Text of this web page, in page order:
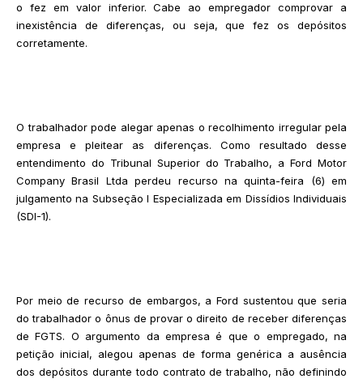
o fez em valor inferior. Cabe ao empregador comprovar a
inexistência de diferenças, ou seja, que fez os depósitos
corretamente.
O trabalhador pode alegar apenas o recolhimento irregular pela
empresa e pleitear as diferenças. Como resultado desse
entendimento do Tribunal Superior do Trabalho, a Ford Motor
Company Brasil Ltda perdeu recurso na quinta-feira (6) em
julgamento na Subseção I Especializada em Dissídios Individuais
(SDI-1).
Por meio de recurso de embargos, a Ford sustentou que seria
do trabalhador o ônus de provar o direito de receber diferenças
de FGTS. O argumento da empresa é que o empregado, na
petição inicial, alegou apenas de forma genérica a ausência
dos depósitos durante todo contrato de trabalho, não definindo